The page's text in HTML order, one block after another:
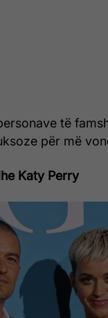
të
për më
Katy Perry